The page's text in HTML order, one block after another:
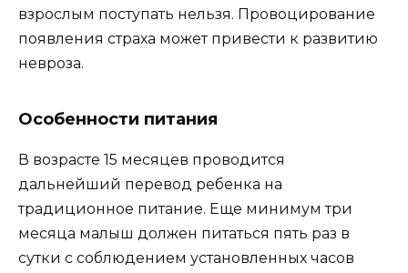
взрослым поступать нельзя. Провоцирование
появления страха может привести к развитию
невроза.
Особенности питания
В возрасте 15 месяцев проводится
дальнейший перевод ребенка на
традиционное питание. Еще минимум три
месяца малыш должен питаться пять раз в
сутки с соблюдением установленных часов